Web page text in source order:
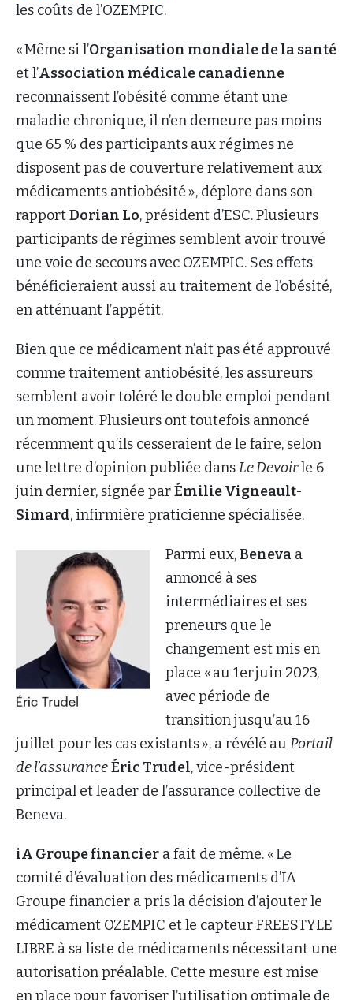
les coûts de l’OZEMPIC.
« Même si l’Organisation mondiale de la santé
et l’Association médicale canadienne
reconnaissent l’obésité comme étant une
maladie chronique, il n’en demeure pas moins
que 65 % des participants aux régimes ne
disposent pas de couverture relativement aux
médicaments antiobésité », déplore dans son
rapportDorian Lo, président d’ESC. Plusieurs
participants de régimes semblent avoir trouvé
une voie de secours avec OZEMPIC. Ses effets
bénéficieraient aussi au traitement de l’obésité,
en atténuant l’appétit.
Bien que ce médicament n’ait pas été approuvé
comme traitement antiobésité, les assureurs
semblent avoir toléré le double emploi pendant
un moment. Plusieurs ont toutefois annoncé
récemment qu’ils cesseraient de le faire, selon
une lettre d’opinion publiée dansLe Devoirle 6
juin dernier, signée parÉmilie Vigneault-
Simard, infirmière praticienne spécialisée.
Parmi eux,Beneva a
annoncé à ses
intermédiaires et ses
preneurs que le
changement est mis en
place « au 1er juin 2023,
avec période de
transition jusqu’au 16
juillet pour les cas existants », a révélé au Portail
de l’assuranceÉric Trudel, vice-président
principal et leader de l’assurance collective de
Beneva.
iA Groupe financier a fait de même. « Le
comité d’évaluation des médicaments d’IA
Groupe financier a pris la décision d’ajouter le
médicament OZEMPIC et le capteur FREESTYLE
LIBRE à sa liste de médicaments nécessitant une
autorisation préalable. Cette mesure est mise
en place pour favoriser l’utilisation optimale de